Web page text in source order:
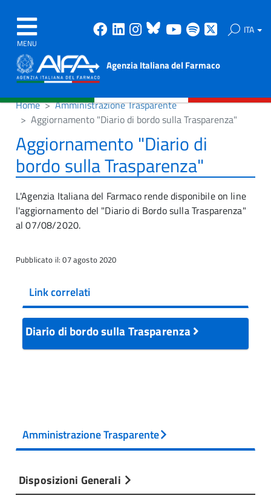
MENU
Facebook
Linkedin
Instagram
Bluesky
Youtube
Spotify ITA
Agenzia Italiana del Farmaco
Home
Amministrazione Trasparente
Aggiornamento "Diario di bordo sulla Trasparenza"
Aggiornamento "Diario di
bordo sulla Trasparenza"
L'Agenzia Italiana del Farmaco rende disponibile on line
l'aggiornamento del "Diario di Bordo sulla Trasparenza"
al 07/08/2020.
Pubblicato il: 07 agosto 2020
Link correlati
Diario di bordo sulla Trasparenza
Amministrazione Trasparente
Disposizioni Generali